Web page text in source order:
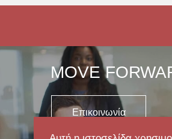
MOVE
Επικοινωνία